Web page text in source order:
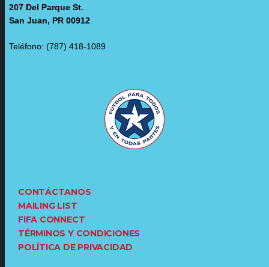
207 Del Parque St.
San Juan, PR 00912
Teléfono: (787) 418-1089
CONTÁCTANOS
MAILING LIST
FIFA CONNECT
TÉRMINOS Y CONDICIONES
POLÍTICA DE PRIVACIDAD